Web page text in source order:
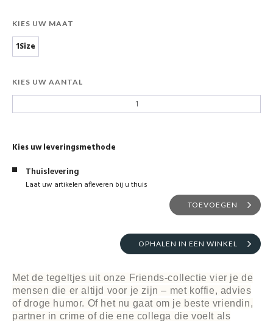
KIES UW MAAT
1Size
KIES UW AANTAL
Kies uw leveringsmethode
Thuislevering
Laat uw artikelen afleveren bij u thuis
TOEVOEGEN
OPHALEN IN EEN WINKEL
Met de tegeltjes uit onze Friends-collectie vier je de
mensen die er altijd voor je zijn – met koffie, advies
of droge humor. Of het nu gaat om je beste vriendin,
partner in crime of die ene collega die voelt als